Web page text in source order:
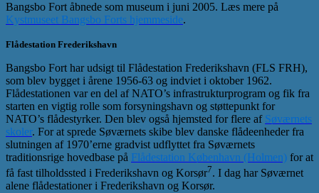
Bangsbo Fort åbnede som museum i juni 2005. Læs mere på
Kystmuseet Bangsbo Forts hjemmeside.
Flådestation Frederikshavn
Bangsbo Fort har udsigt til Flådestation Frederikshavn (FLS FRH),
som blev bygget i årene 1956-63 og indviet i oktober 1962.
Flådestationen var en del af NATO’s infrastrukturprogram og fik fra
starten en vigtig rolle som forsyningshavn og støttepunkt for
NATO’s flådestyrker. Den blev også hjemsted for flere af Søværnets
skoler. For at sprede Søværnets skibe blev danske flådeenheder fra
slutningen af 1970’erne gradvist udflyttet fra Søværnets
traditionsrige hovedbase på Flådestation København (Holmen) for at
få fast tilholdssted i Frederikshavn og Korsør7. I dag har Søværnet
alene flådestationer i Frederikshavn og Korsør.